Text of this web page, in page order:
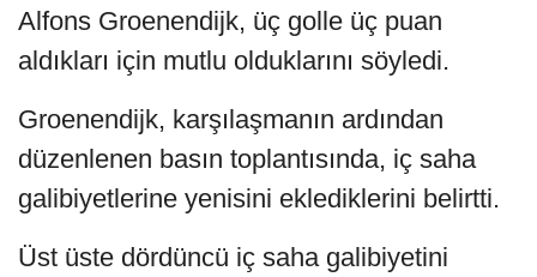
Alfons Groenendijk, üç golle üç puan
aldıkları için mutlu olduklarını söyledi.
Groenendijk, karşılaşmanın ardından
düzenlenen basın toplantısında, iç saha
galibiyetlerine yenisini eklediklerini belirtti.
Üst üste dördüncü iç saha galibiyetini